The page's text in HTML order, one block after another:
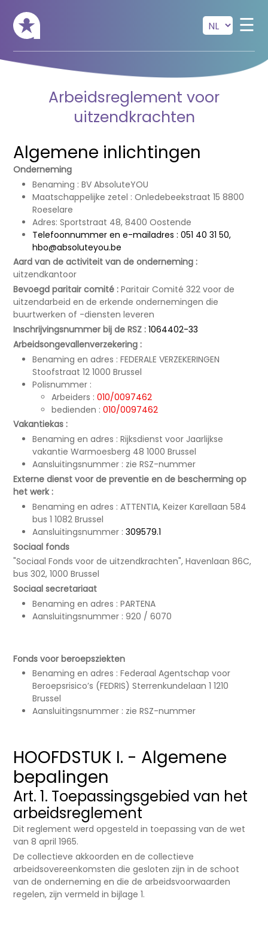
☰
Arbeidsreglement voor
uitzendkrachten
Algemene inlichtingen
Onderneming
Benaming : BV AbsoluteYOU
Maatschappelijke zetel : Onledebeekstraat 15 8800
Roeselare
Adres: Sportstraat 48, 8400 Oostende
Telefoonnummer en e-mailadres : 051 40 31 50,
hbo@absoluteyou.be
Aard van de activiteit van de onderneming :
uitzendkantoor
Bevoegd paritair comité : Paritair Comité 322 voor de
uitzendarbeid en de erkende ondernemingen die
buurtwerken of -diensten leveren
Inschrijvingsnummer bij de RSZ :1064402-33
Arbeidsongevallenverzekering :
Benaming en adres : FEDERALE VERZEKERINGEN
Stoofstraat 12 1000 Brussel
Polisnummer :
Arbeiders :010/0097462
bedienden :010/0097462
Vakantiekas :
Benaming en adres : Rijksdienst voor Jaarlijkse
vakantie Warmoesberg 48 1000 Brussel
Aansluitingsnummer : zie RSZ-nummer
Externe dienst voor de preventie en de bescherming op
het werk :
Benaming en adres : ATTENTIA, Keizer Karellaan 584
bus 1 1082 Brussel
Aansluitingsnummer :309579.1
Sociaal fonds
"Sociaal Fonds voor de uitzendkrachten", Havenlaan 86C,
bus 302, 1000 Brussel
Sociaal secretariaat
Benaming en adres : PARTENA
Aansluitingsnummer : 920 / 6070
Fonds voor beroepsziekten
Benaming en adres : Federaal Agentschap voor
Beroepsrisico’s (FEDRIS) Sterrenkundelaan 1 1210
Brussel
Aansluitingsnummer : zie RSZ-nummer
HOOFDSTUK I. - Algemene
bepalingen
Art. 1. Toepassingsgebied van het
arbeidsreglement
Dit reglement werd opgesteld in toepassing van de wet
van 8 april 1965.
De collectieve akkoorden en de collectieve
arbeidsovereenkomsten die gesloten zijn in de schoot
van de onderneming en die de arbeidsvoorwaarden
regelen, zijn vermeld in bijlage 1.